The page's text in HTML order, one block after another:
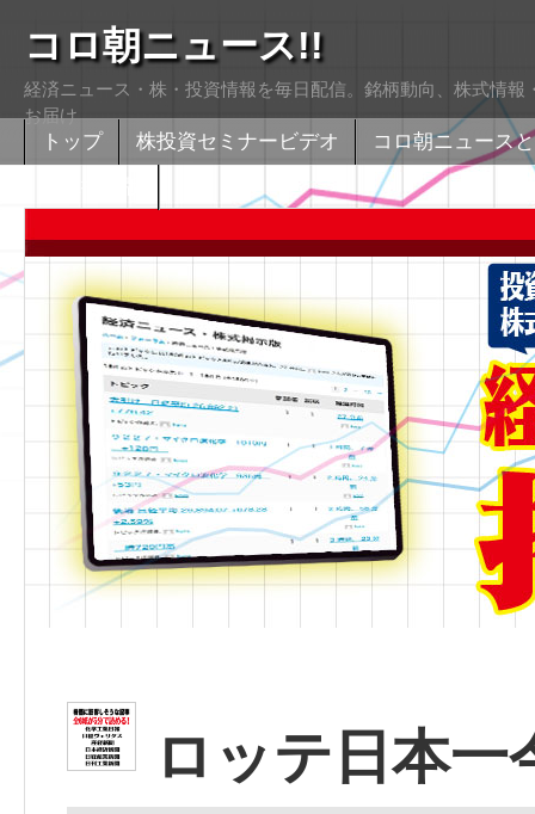
コロ朝ニュース!!
経済ニュース・株・投資情報を毎日配信。銘柄動向、株式情
お届け
トップ 株投資セミナービデオ
コロ朝ニュース
ロッテ日本一